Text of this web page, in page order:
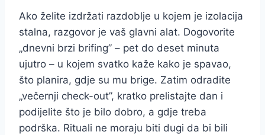
Ako želite izdržati razdoblje u kojem je izolacija
stalna, razgovor je vaš glavni alat. Dogovorite
„dnevni brzi brifing” – pet do deset minuta
ujutro – u kojem svatko kaže kako je spavao,
što planira, gdje su mu brige. Zatim odradite
„večernji check-out”, kratko prelistajte dan i
podijelite što je bilo dobro, a gdje treba
podrška. Rituali ne moraju biti dugi da bi bili